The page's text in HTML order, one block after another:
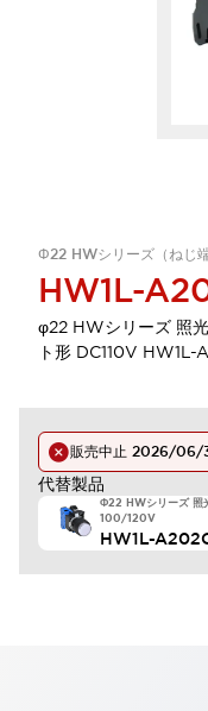
Φ22 HWシリーズ（ねじ
HW1L-
φ22 HWシリーズ 照
ト形 DC110V
販売中止 2026/06/
代替製品
Φ22 HWシリーズ 照
100/120V
HW1L-